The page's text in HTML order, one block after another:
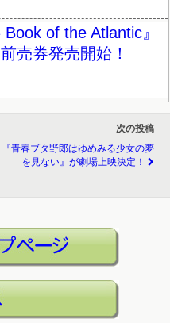
of the Atlantic』
売券発売開始！
次の投稿
『青春ブタ野郎はゆめみる少女の夢
を見ない』が劇場上映決定！